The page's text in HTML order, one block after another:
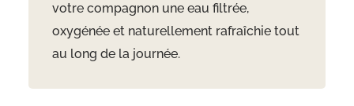
votre compagnon une eau filtrée,
oxygénée et naturellement rafraîchie tout
au long de la journée.